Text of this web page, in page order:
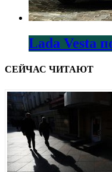
Lada Vesta
СЕЙЧАС ЧИТАЮТ